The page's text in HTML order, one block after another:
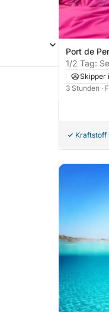
Port de
1/2 Tag:
Skipper
3 Stunden ·
Kraftstoff